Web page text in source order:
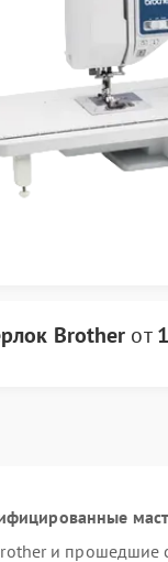
Brother от
и прошедшие